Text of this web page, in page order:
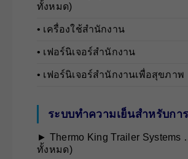
ทั้งหมด)
• เครื่องใช้สำนักงาน
• เฟอร์นิเจอร์สำนักงาน
• เฟอร์นิเจอร์สำนักงานเพื่อสุขภาพ
ระบบทำความเย็นสำหรับกา
► Thermo King Trailer Systems
ทั้งหมด)